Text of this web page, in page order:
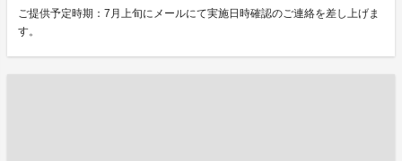
ご提供予定時期：7月上旬にメールにて実施日時確認のご連絡を差し上げま
す。